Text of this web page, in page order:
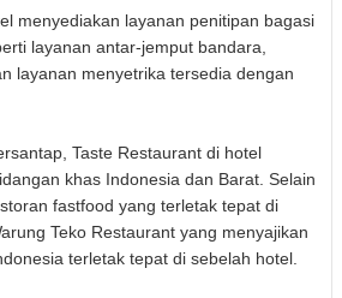
menyediakan layanan penitipan bagasi
layanan antar-jemput bandara,
layanan menyetrika tersedia dengan
Taste Restaurant di hotel
khas Indonesia dan Barat. Selain
fastfood yang terletak tepat di
Teko Restaurant yang menyajikan
terletak tepat di sebelah hotel.